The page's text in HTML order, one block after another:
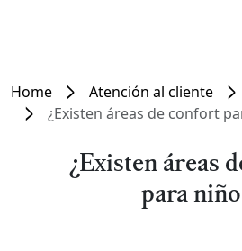
Home Atención al cliente
¿Existen áreas de confort
¿Existen áreas
para